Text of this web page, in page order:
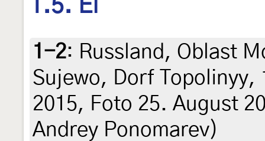
1.5. Ei
1-2: Russland, Oblast
Sujewo, Dorf Topolinyy,
2015, Foto 25. August
Andrey Ponomarev)